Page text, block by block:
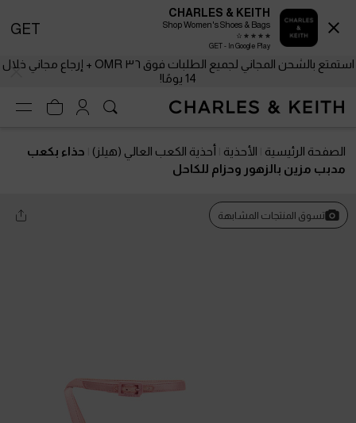
استمتع بالشحن المجاني لجميع الطلبات فوق ٣٦ OMR + إرجاع مجاني خلال
14 يومًا!
الصفحة الرئيسية الأحذية أحذية الكعب العالي (هيلز)
حذاء بكعب
مدبب مزين بالزهور وحزام للكاحل
تسوق المنتجات المشابهة
CHARLES & KEITH
Shop Women's Shoes & Bags
GET - In Google Play
GET